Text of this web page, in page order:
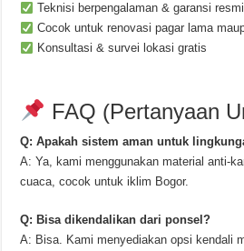
Teknisi berpengalaman & garansi resmi
Cocok untuk renovasi pagar lama
Konsultasi & survei lokasi gratis
FAQ (Pertanyaan
Q: Apakah sistem aman untuk
A: Ya, kami menggunakan material anti-
cuaca, cocok untuk iklim Bogor.
Q: Bisa dikendalikan dari ponsel?
A: Bisa. Kami menyediakan opsi kendali